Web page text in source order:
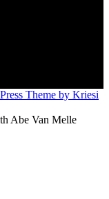
Theme by Kriesi
Abe Van Melle